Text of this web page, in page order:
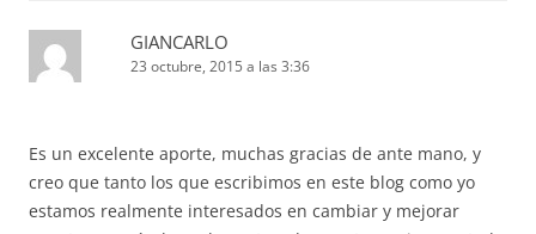
GIANCARLO
23 octubre, 2015 a las 3:36
Es un excelente aporte, muchas gracias de ante mano, y
creo que tanto los que escribimos en este blog como yo
estamos realmente interesados en cambiar y mejorar